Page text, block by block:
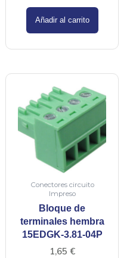
Añadir al carrito
Conectores circuito
Impreso
Bloque de
terminales hembra
15EDGK-3.81-04P
1,65 €